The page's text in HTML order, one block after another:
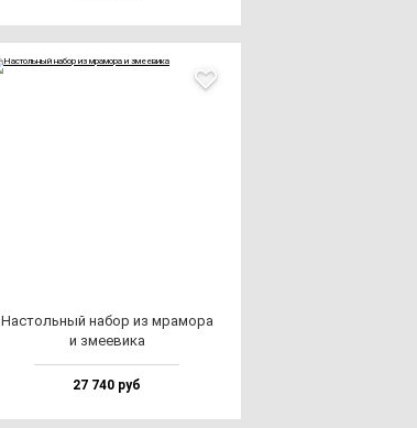
Нас­толь­ный на­бор из мра­мо­ра
и зме­еви­ка
27 740 руб